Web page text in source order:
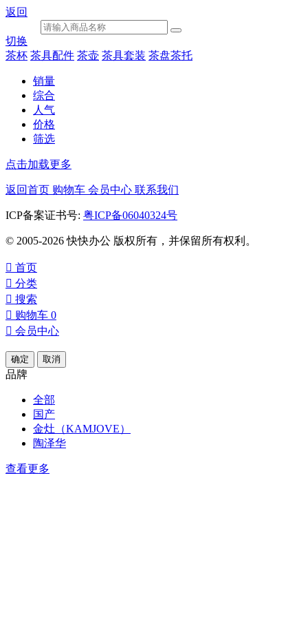
返回
切换
茶杯 茶具配件 茶壶 茶具套装 茶盘茶托
销量
综合
人气
价格
筛选
点击加载更多
返回首页 购物车 会员中心 联系我们
ICP备案证书号: 粤ICP备06040324号
© 2005-2026 快快办公 版权所有，并保留所有权利。
 首页
 分类
 搜索
 购物车 0
 会员中心
确定 取消
品牌
全部
国产
金灶（KAMJOVE）
陶泽华
查看更多